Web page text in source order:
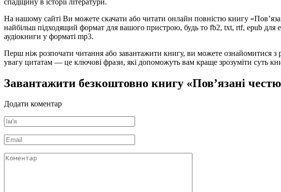
На нашому сайті Ви можете скачати або читати онлайн повністю книгу
найбільш підходящий формат для вашого пристрою, будь то fb2, txt, rtf, epub
аудіокниги у форматі mp3.
Перш ніж розпочати читання або завантажити книгу, ви можете ознайомитися
увагу цитатам — це ключові фрази, які допоможуть вам краще зрозуміти суть
Завантажити безкоштовно книгу «Пов’язані
Додати коментар
Ім'я
*
Email
*
Коментар